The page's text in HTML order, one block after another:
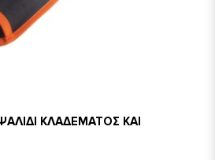
ΚΛΑΔΕΜΑΤΟΣ ΚΑΙ